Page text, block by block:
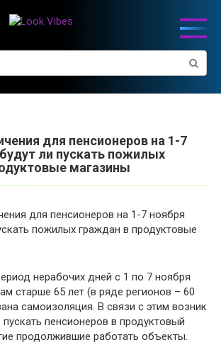
для пенсионеров на 1-7
ли пускать пожилых
магазины
нерабочих дней с 1 по 7 ноября
старше 65 лет (в ряде регионов – 60
самоизоляция. В связи с этим возник
пенсионеров в продуктовый
продолжившие работать объекты.